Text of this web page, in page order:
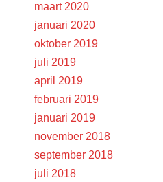
maart 2020
januari 2020
oktober 2019
juli 2019
april 2019
februari 2019
januari 2019
november 2018
september 2018
juli 2018